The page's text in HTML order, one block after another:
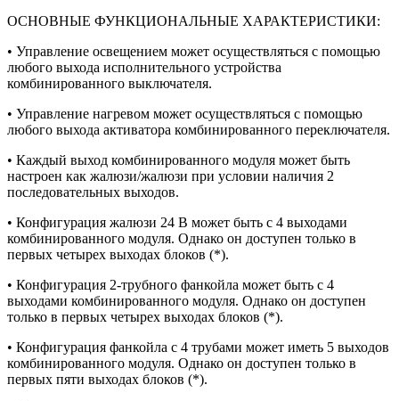
ОСНОВНЫЕ ФУНКЦИОНАЛЬНЫЕ ХАРАКТЕРИСТИКИ:
• Управление освещением может осуществляться с помощью
любого выхода исполнительного устройства
комбинированного выключателя.
• Управление нагревом может осуществляться с помощью
любого выхода активатора комбинированного переключателя.
• Каждый выход комбинированного модуля может быть
настроен как жалюзи/жалюзи при условии наличия 2
последовательных выходов.
• Конфигурация жалюзи 24 В может быть с 4 выходами
комбинированного модуля. Однако он доступен только в
первых четырех выходах блоков (*).
• Конфигурация 2-трубного фанкойла может быть с 4
выходами комбинированного модуля. Однако он доступен
только в первых четырех выходах блоков (*).
• Конфигурация фанкойла с 4 трубами может иметь 5 выходов
комбинированного модуля. Однако он доступен только в
первых пяти выходах блоков (*).